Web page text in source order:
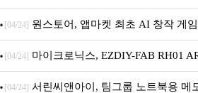
문 추가
[04/24] 원스토어, 앱마켓 최초 AI 창작 게
[04/24] 마이크로닉스, EZDIY-FAB RH01
시
[04/24] 서린씨앤아이, 팀그룹 노트북용 메